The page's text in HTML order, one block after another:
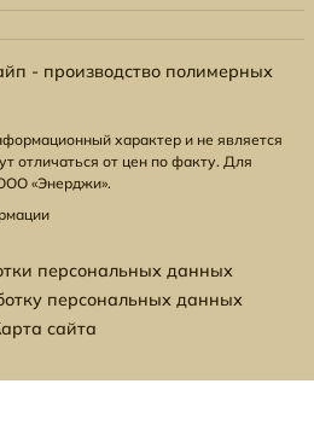
- производство полимерных
характер и не является
отличаться от цен по факту. Для
«Энерджи».
персональных данных
персональных данных
сайта